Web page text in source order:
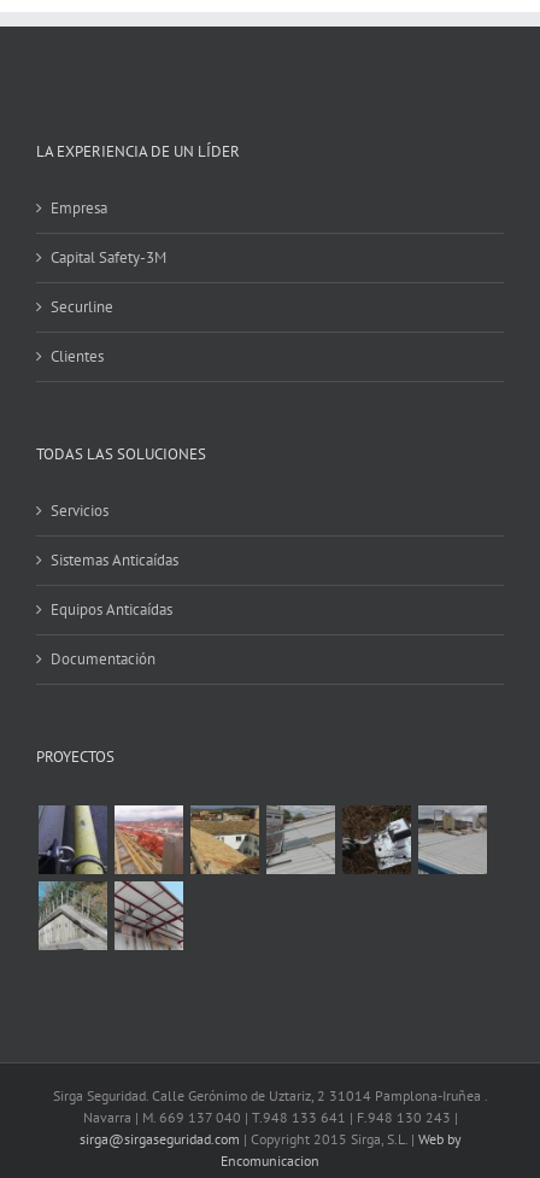
LA EXPERIENCIA DE UN LÍDER
Empresa
Capital Safety-3M
Securline
Clientes
TODAS LAS SOLUCIONES
Servicios
Sistemas Anticaídas
Equipos Anticaídas
Documentación
PROYECTOS
Sirga Seguridad. Calle Gerónimo de Uztariz, 2 31014 Pamplona-Iruñea .
Navarra | M. 669 137 040 | T.948 133 641 | F.948 130 243 |
sirga@sirgaseguridad.com | Copyright 2015 Sirga, S.L. | Web by
Encomunicacion